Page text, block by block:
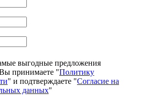
выгодные предложения
принимаете "Политику
" и подтверждаете "Согласие на
данных"